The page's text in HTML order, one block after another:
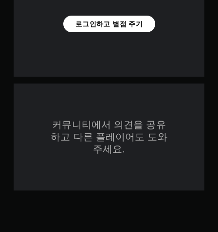
로그인하고 별점 주기
커뮤니티에서 의견을 공유
하고 다른 플레이어도 도와
주세요.